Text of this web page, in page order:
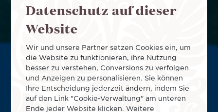
Datenschutz auf dieser
Website
Wir und unsere Partner setzen Cookies ein, um
die Website zu funktionieren, ihre Nutzung
besser zu verstehen, Conversions zu verfolgen
und Anzeigen zu personalisieren. Sie können
Ihre Entscheidung jederzeit ändern, indem Sie
auf den Link "Cookie-Verwaltung" am unteren
Ende jeder Website klicken. Weitere